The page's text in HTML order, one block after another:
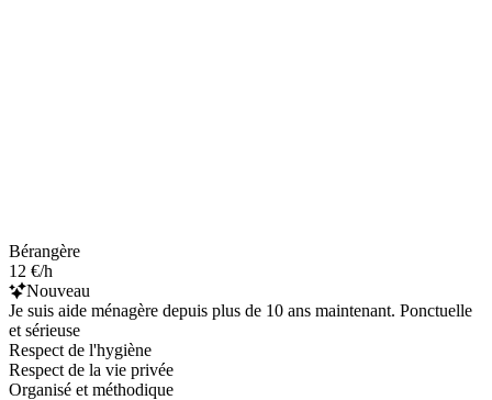
Bérangère
12 €/h
Nouveau
Je suis aide ménagère depuis plus de 10 ans maintenant. Ponctuelle
et sérieuse
Respect de l'hygiène
Respect de la vie privée
Organisé et méthodique